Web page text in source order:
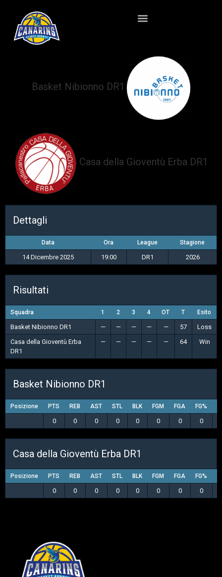
Basket Nibionno DR1
Casa della Gioventù Erba DR1
Dettagli
Data Ora League Stagione
14 Dicembre 2025 19:00 DR1 2026
Risultati
Squadra 1 2 3 4 OT T Esito
Basket Nibionno DR1 — — — — — 57
Loss
Casa della Gioventù Erba
DR1
— — — — — 64 Win
Basket Nibionno DR1
Posizione PTS REB AST STL BLK FGM FGA FG%
0 0 0 0 0 0 0 0
Casa della Gioventù Erba DR1
Posizione PTS REB AST STL BLK FGM FGA FG%
0 0 0 0 0 0 0 0